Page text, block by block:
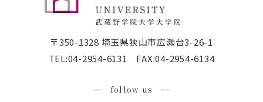
〒350-1328 埼玉県狭山市広瀬台3-26-1
TEL:04-2954-6131 FAX:04-2954-6134
follow us